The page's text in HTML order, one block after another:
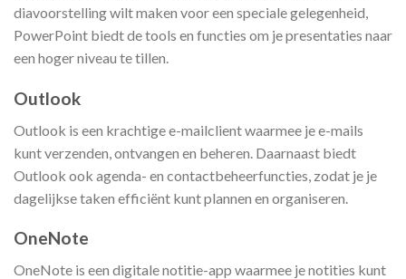
diavoorstelling wilt maken voor een speciale gelegenheid,
PowerPoint biedt de tools en functies om je presentaties naar
een hoger niveau te tillen.
Outlook
Outlook is een krachtige e-mailclient waarmee je e-mails
kunt verzenden, ontvangen en beheren. Daarnaast biedt
Outlook ook agenda- en contactbeheerfuncties, zodat je je
dagelijkse taken efficiënt kunt plannen en organiseren.
OneNote
OneNote is een digitale notitie-app waarmee je notities kunt